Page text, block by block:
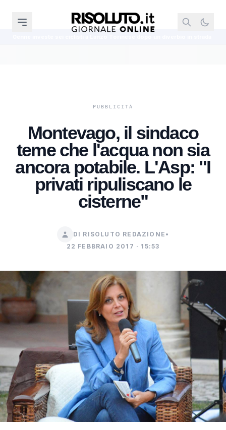
Montevago, il sindaco
teme che l'acqua non sia
ancora potabile. L'Asp: "I
privati ripuliscano le
cisterne"
DI RISOLUTO REDAZIONE •
22 FEBBRAIO 2017 · 15:53